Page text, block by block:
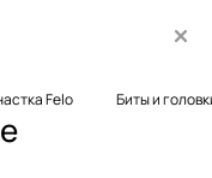
Felo Биты и